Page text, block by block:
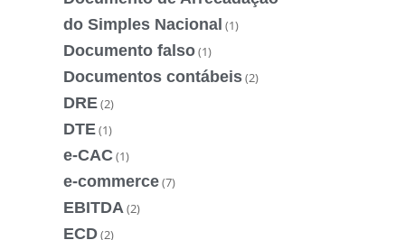
do Simples Nacional (1)
Documento falso(1)
Documentos contábeis(2)
DRE(2)
DTE(1)
e-CAC(1)
e-commerce(7)
EBITDA (2)
ECD(2)